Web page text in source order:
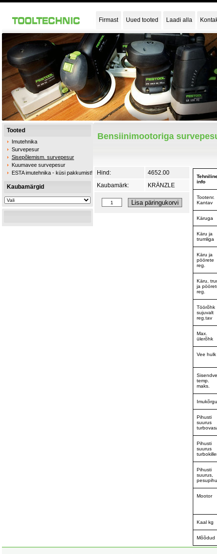
Firmast Uued tooted Laadi alla
Tooted
Imutehnika
Survepesur
Sisepõlemism. survepesur
Kuumavee survepesur
ESTA imutehnika - küsi pakkumist!
Kaubamärgid
Bensiinimootoriga
Hind:
4652.00
Kaubamärk:
KRÄNZLE
info
Tootenr.
Kantav
Käruga
Käru ja
trumliga
Käru ja
pöörete
reg.
Käru,
ja
reg.
Töörõhk
sujuvalt
reg.tav
Max.
ülerõhk
Vee hulk
temp.
maks.
Pihusti
suurus
Pihusti
suurus
Pihusti
suurus,
Mootor
Kaal kg
Mõõdud